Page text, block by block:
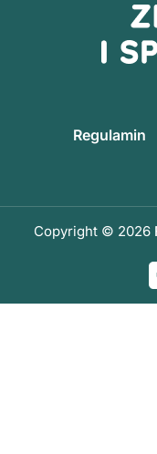
Regulamin
Copyright © 2026